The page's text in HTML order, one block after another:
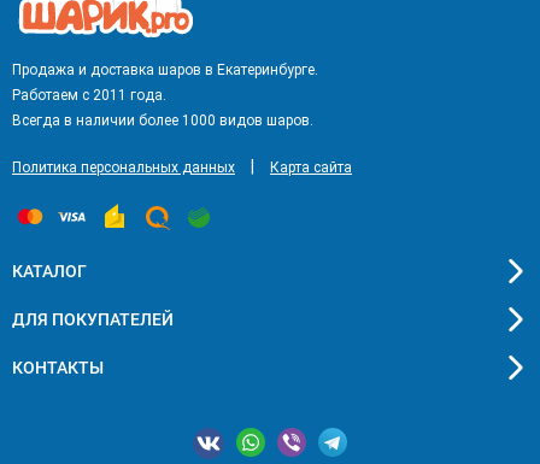
Продажа и доставка шаров в Екатеринбурге.
Работаем с 2011 года.
Всегда в наличии более 1000 видов шаров.
Политика персональных данных Карта сайта
КАТАЛОГ
ДЛЯ ПОКУПАТЕЛЕЙ
КОНТАКТЫ